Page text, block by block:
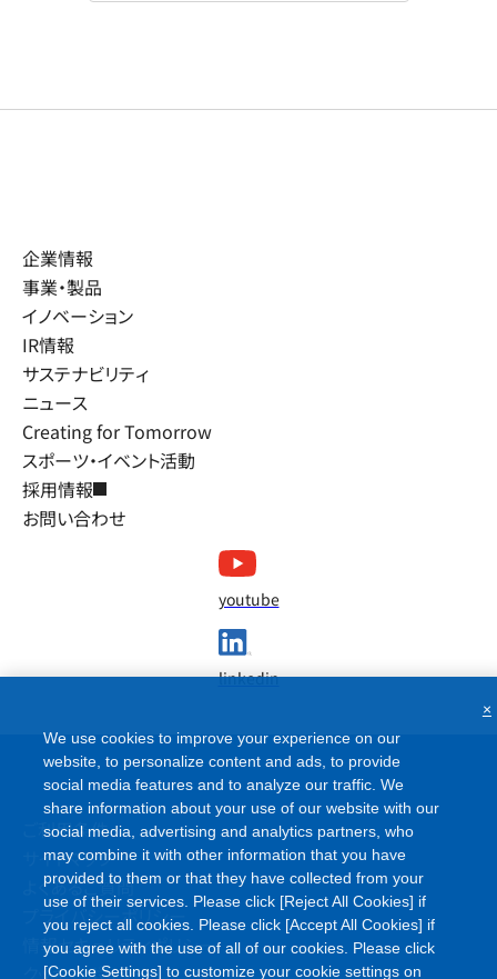
企業情報
事業・製品
イノベーション
IR情報
サステナビリティ
ニュース
Creating for Tomorrow
スポーツ・イベント活動
採用情報
お問い合わせ
youtube
linkedin
ご利用条件
サイトマップ
よくあるご質問
プライバシーポリシー
情報セキュリティポリシー
クッキーポリシー
We use cookies to improve your experience on our
website, to personalize content and ads, to provide
social media features and to analyze our traffic. We
share information about your use of our website with our
social media, advertising and analytics partners, who
may combine it with other information that you have
provided to them or that they have collected from your
use of their services. Please click [Reject All Cookies] if
you reject all cookies. Please click [Accept All Cookies] if
you agree with the use of all of our cookies. Please click
[Cookie Settings] to customize your cookie settings on
×